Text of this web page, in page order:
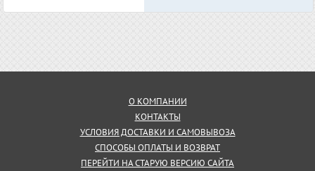
О КОМПАНИИ
КОНТАКТЫ
УСЛОВИЯ ДОСТАВКИ И САМОВЫВОЗА
СПОСОБЫ ОПЛАТЫ И ВОЗВРАТ
ПЕРЕЙТИ НА СТАРУЮ ВЕРСИЮ САЙТА